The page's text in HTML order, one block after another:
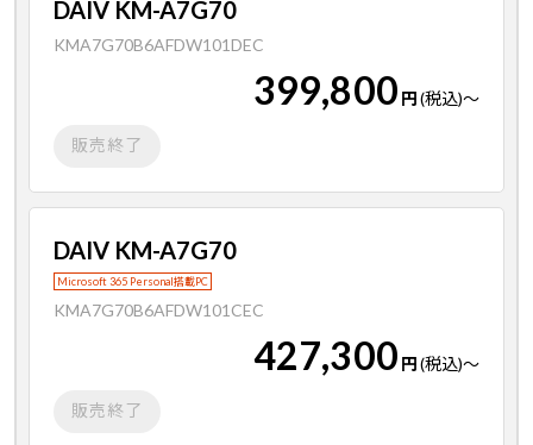
DAIV KM-A7G70
KMA7G70B6AFDW101DEC
399,800 円(税込)～
販売終了
DAIV KM-A7G70
Microsoft 365 Personal搭載PC
KMA7G70B6AFDW101CEC
427,300 円(税込)～
販売終了